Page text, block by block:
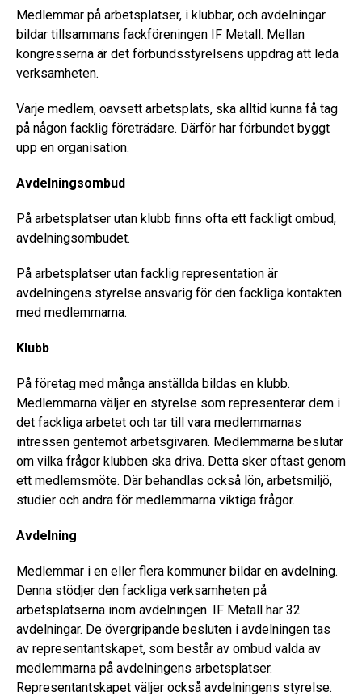
Medlemmar på arbetsplatser, i klubbar, och avdelningar
bildar tillsammans fackföreningen IF Metall. Mellan
kongresserna är det förbundsstyrelsens uppdrag att leda
verksamheten.
Varje medlem, oavsett arbetsplats, ska alltid kunna få tag
på någon facklig företrädare. Därför har förbundet byggt
upp en organisation.
Avdelningsombud
På arbetsplatser utan klubb finns ofta ett fackligt ombud,
avdelningsombudet.
På arbetsplatser utan facklig representation är
avdelningens styrelse ansvarig för den fackliga kontakten
med medlemmarna.
Klubb
På företag med många anställda bildas en klubb.
Medlemmarna väljer en styrelse som representerar dem i
det fackliga arbetet och tar till vara medlemmarnas
intressen gentemot arbetsgivaren. Medlemmarna beslutar
om vilka frågor klubben ska driva. Detta sker oftast genom
ett medlemsmöte. Där behandlas också lön, arbetsmiljö,
studier och andra för medlemmarna viktiga frågor.
Avdelning
Medlemmar i en eller flera kommuner bildar en avdelning.
Denna stödjer den fackliga verksamheten på
arbetsplatserna inom avdelningen. IF Metall har 32
avdelningar. De övergripande besluten i avdelningen tas
av representantskapet, som består av ombud valda av
medlemmarna på avdelningens arbetsplatser.
Representantskapet väljer också avdelningens styrelse.